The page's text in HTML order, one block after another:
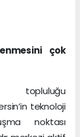
çok
topluluğu
teknoloji
noktası